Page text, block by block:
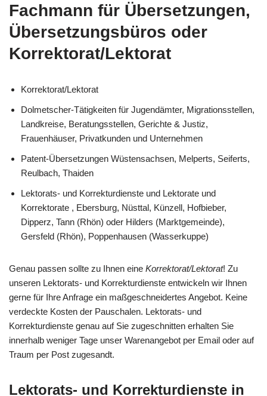
Fachmann für Übersetzungen,
Übersetzungsbüros oder
Korrektorat/Lektorat
Korrektorat/Lektorat
Dolmetscher-Tätigkeiten für Jugendämter, Migrationsstellen,
Landkreise, Beratungsstellen, Gerichte & Justiz,
Frauenhäuser, Privatkunden und Unternehmen
Patent-Übersetzungen Wüstensachsen, Melperts, Seiferts,
Reulbach, Thaiden
Lektorats- und Korrekturdienste und Lektorate und
Korrektorate , Ebersburg, Nüsttal, Künzell, Hofbieber,
Dipperz, Tann (Rhön) oder Hilders (Marktgemeinde),
Gersfeld (Rhön), Poppenhausen (Wasserkuppe)
Genau passen sollte zu Ihnen eine Korrektorat/Lektorat! Zu
unseren Lektorats- und Korrekturdienste entwickeln wir Ihnen
gerne für Ihre Anfrage ein maßgeschneidertes Angebot. Keine
verdeckte Kosten der Pauschalen. Lektorats- und
Korrekturdienste genau auf Sie zugeschnitten erhalten Sie
innerhalb weniger Tage unser Warenangebot per Email oder auf
Traum per Post zugesandt.
Lektorats- und Korrekturdienste in